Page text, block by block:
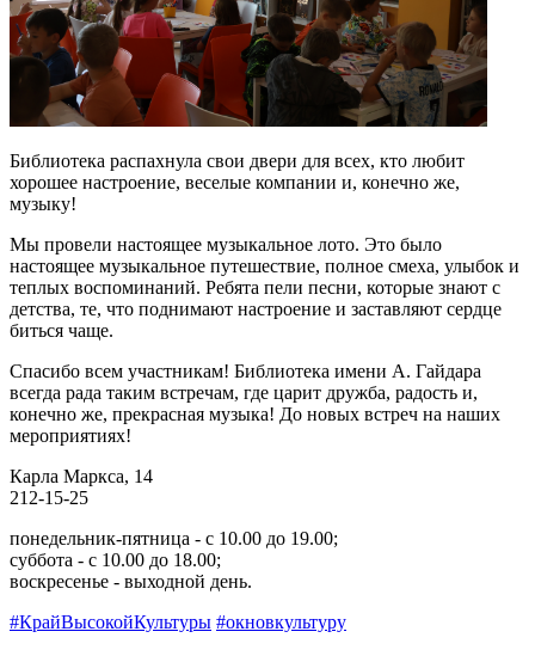
Библиотека распахнула свои двери для всех, кто любит
хорошее настроение, веселые компании и, конечно же,
музыку!
Мы провели настоящее музыкальное лото. Это было
настоящее музыкальное путешествие, полное смеха, улыбок и
теплых воспоминаний. Ребята пели песни, которые знают с
детства, те, что поднимают настроение и заставляют сердце
биться чаще.
Спасибо всем участникам! Библиотека имени А. Гайдара
всегда рада таким встречам, где царит дружба, радость и,
конечно же, прекрасная музыка! До новых встреч на наших
мероприятиях!
Карла Маркса, 14
212-15-25
понедельник-пятница - с 10.00 до 19.00;
суббота - с 10.00 до 18.00;
воскресенье - выходной день.
#КрайВысокойКультуры #окновкультуру